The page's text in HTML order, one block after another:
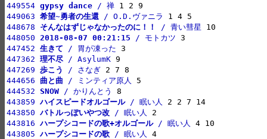
449554 gypsy dance / 禅
449063 希望~勇者の生還 / O.D.ヴァニラ
448678 そんなはずじゃなかったのに！！ / 青い彗星
448050 2018-08-07 00:21:15 / モトカツ
447452 生きて / 胃が凍った
447362 理不尽 / AsylumK
447269 歩こう / さなぎ
444656 曲と曲 / ミンティア原人
444532 SNOW / かりんとう
443859 ハイスピードオルゴール / 眠い人
443850 バトルっぽいやつ改 / 眠い人
443816 ハープシコードの歌+オルゴール / 眠い人
443805 ハープシコードの歌 / 眠い人